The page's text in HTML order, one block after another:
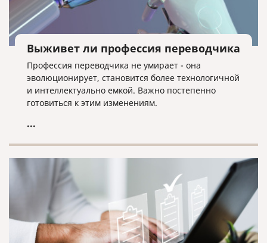
Выживет ли профессия переводчика
Профессия переводчика не умирает - она
эволюционирует, становится более технологичной
и интеллектуально емкой. Важно постепенно
готовиться к этим изменениям.
...